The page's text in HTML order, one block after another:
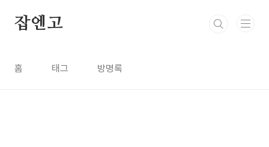
잡엔고
홈 태그 방명록